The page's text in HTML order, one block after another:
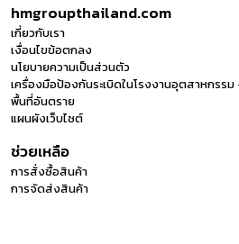
hmgroupthailand.com
เกี่ยวกับเรา
เงื่อนไขข้อตกลง
นโยบายความเป็นส่วนตัว
เครื่องมือป้องกันระเบิดในโรงงานอุตสาหกรร
พื้นที่อันตราย
แผนผังเว็บไซต์
ช่วยเหลือ
การสั่งซื้อสินค้า
การจัดส่งสินค้า